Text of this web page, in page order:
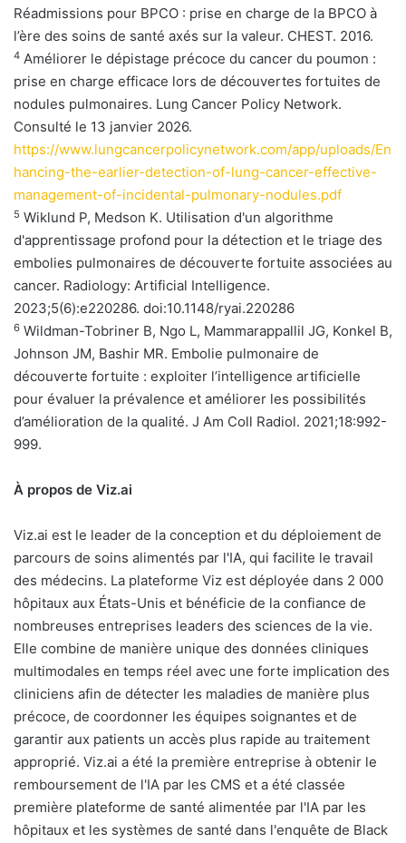
Réadmissions pour BPCO : prise en charge de la BPCO à
l’ère des soins de santé axés sur la valeur. CHEST. 2016.
4 Améliorer le dépistage précoce du cancer du poumon :
prise en charge efficace lors de découvertes fortuites de
nodules pulmonaires. Lung Cancer Policy Network.
Consulté le 13 janvier 2026.
https://www.lungcancerpolicynetwork.com/app/uploads/En
hancing-the-earlier-detection-of-lung-cancer-effective-
management-of-incidental-pulmonary-nodules.pdf
5 Wiklund P, Medson K. Utilisation d'un algorithme
d'apprentissage profond pour la détection et le triage des
embolies pulmonaires de découverte fortuite associées au
cancer. Radiology: Artificial Intelligence.
2023;5(6):e220286. doi:10.1148/ryai.220286
6 Wildman-Tobriner B, Ngo L, Mammarappallil JG, Konkel B,
Johnson JM, Bashir MR. Embolie pulmonaire de
découverte fortuite : exploiter l’intelligence artificielle
pour évaluer la prévalence et améliorer les possibilités
d’amélioration de la qualité. J Am Coll Radiol. 2021;18:992-
999.
À propos de Viz.ai
Viz.ai est le leader de la conception et du déploiement de
parcours de soins alimentés par l'IA, qui facilite le travail
des médecins. La plateforme Viz est déployée dans 2 000
hôpitaux aux États-Unis et bénéficie de la confiance de
nombreuses entreprises leaders des sciences de la vie.
Elle combine de manière unique des données cliniques
multimodales en temps réel avec une forte implication des
cliniciens afin de détecter les maladies de manière plus
précoce, de coordonner les équipes soignantes et de
garantir aux patients un accès plus rapide au traitement
approprié. Viz.ai a été la première entreprise à obtenir le
remboursement de l'IA par les CMS et a été classée
première plateforme de santé alimentée par l'IA par les
hôpitaux et les systèmes de santé dans l'enquête de Black